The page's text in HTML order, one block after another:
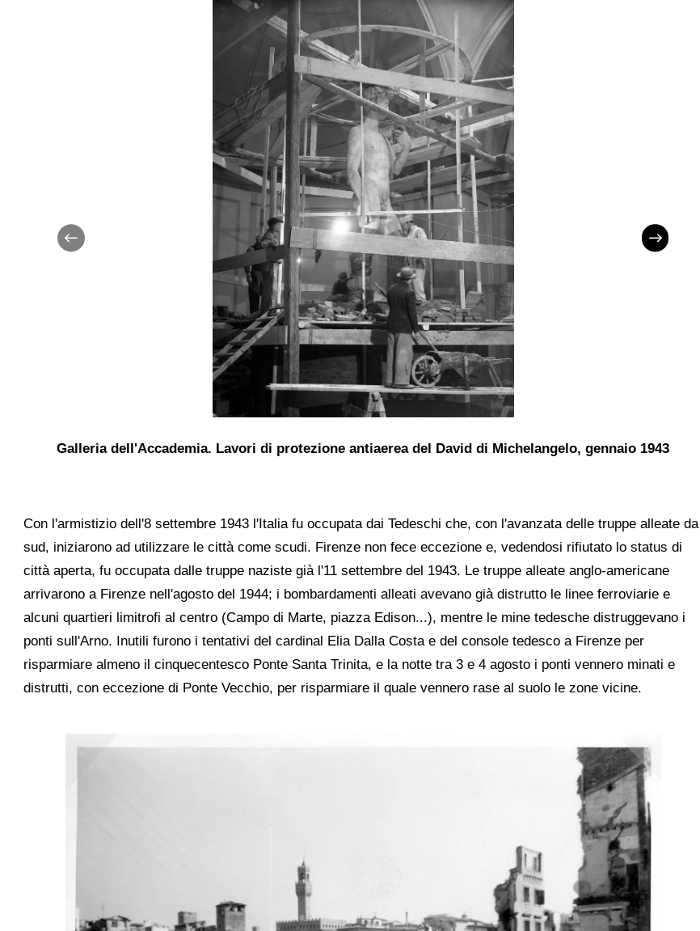
Galleria dell'Accademia. Lavori di protezione antiaerea del David di Michelangelo, gennaio 1943
Con l'armistizio dell'8 settembre 1943 l'Italia fu occupata dai Tedeschi che, con l'avanzata delle truppe alleate da
sud, iniziarono ad utilizzare le città come scudi. Firenze non fece eccezione e, vedendosi rifiutato lo status di
città aperta, fu occupata dalle truppe naziste già l'11 settembre del 1943. Le truppe alleate anglo-americane
arrivarono a Firenze nell'agosto del 1944; i bombardamenti alleati avevano già distrutto le linee ferroviarie e
alcuni quartieri limitrofi al centro (Campo di Marte, piazza Edison...), mentre le mine tedesche distruggevano i
ponti sull'Arno. Inutili furono i tentativi del cardinal Elia Dalla Costa e del console tedesco a Firenze per
risparmiare almeno il cinquecentesco Ponte Santa Trinita, e la notte tra 3 e 4 agosto i ponti vennero minati e
distrutti, con eccezione di Ponte Vecchio, per risparmiare il quale vennero rase al suolo le zone vicine.